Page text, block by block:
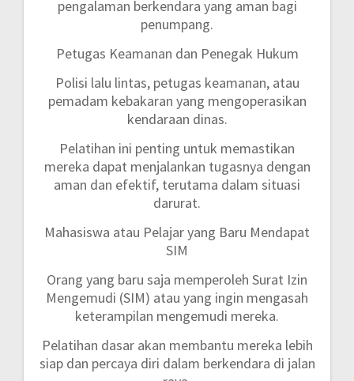
pengalaman berkendara yang aman bagi
penumpang.
Petugas Keamanan dan Penegak Hukum
Polisi lalu lintas, petugas keamanan, atau
pemadam kebakaran yang mengoperasikan
kendaraan dinas.
Pelatihan ini penting untuk memastikan
mereka dapat menjalankan tugasnya dengan
aman dan efektif, terutama dalam situasi
darurat.
Mahasiswa atau Pelajar yang Baru Mendapat
SIM
Orang yang baru saja memperoleh Surat Izin
Mengemudi (SIM) atau yang ingin mengasah
keterampilan mengemudi mereka.
Pelatihan dasar akan membantu mereka lebih
siap dan percaya diri dalam berkendara di jalan